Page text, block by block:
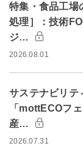
特集・食品工場
処理］：技術
ジ…
2026.08.01
サステナビリ
「mottECOフ
産…
2026.07.31